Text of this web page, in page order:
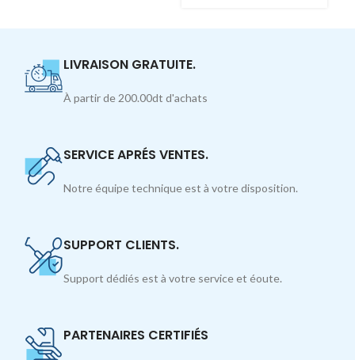
LIVRAISON GRATUITE.
À partir de 200.00dt d'achats
SERVICE APRÉS VENTES.
Notre équipe technique est à votre disposition.
SUPPORT CLIENTS.
Support dédiés est à votre service et éoute.
PARTENAIRES CERTIFIÉS